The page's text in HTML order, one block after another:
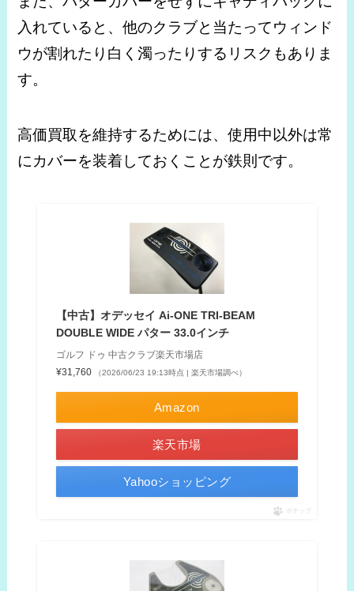
入れていると、他のクラブと当たってウィンド
ウが割れたり白く濁ったりするリスクもありま
す。
高価買取を維持するためには、使用中以外は常
にカバーを装着しておくことが鉄則です。
【中古】オデッセイ Ai-ONE TRI-BEAM
DOUBLE WIDE パター 33.0インチ
ゴルフ ドゥ 中古クラブ楽天市場店
¥31,760
（2026/06/23 19:13時点 | 楽天市場調べ）
Amazon
楽天市場
Yahooショッピング
ポチップ